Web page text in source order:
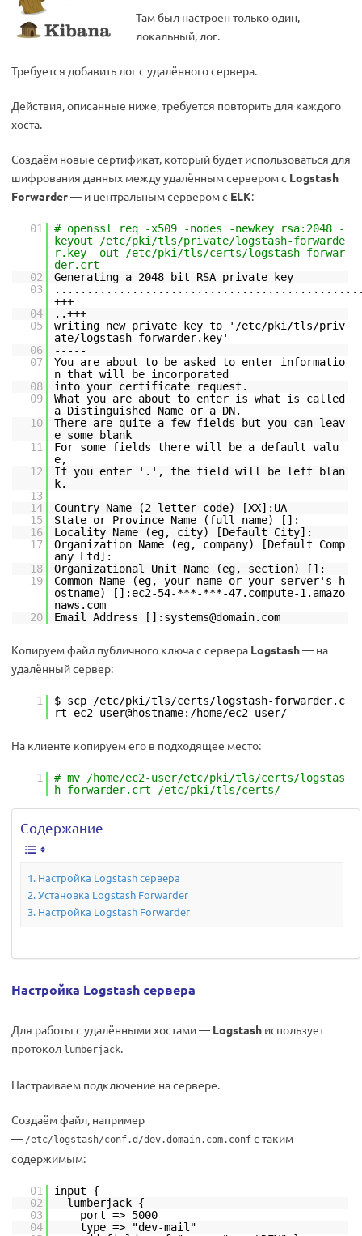
Там был настроен только один,
локальный, лог.
Требуется добавить лог с удалённого сервера.
Действия, описанные ниже, требуется повторить для каждого
хоста.
Создаём новые сертификат, который будет использоваться для
шифрования данных между удалённым сервером с Logstash
Forwarder— и центральным сервером с ELK:
01
# openssl req -x509 -nodes -newkey rsa:2048 -
keyout /etc/pki/tls/private/logstash-forwarde
r.key -out /etc/pki/tls/certs/logstash-forwar
der.crt
02
Generating a 2048 bit RSA private key
03
+++
04
..+++
05
writing new private key to '/etc/pki/tls/priv
ate/logstash-forwarder.key'
06
-----
07
You are about to be asked to enter informatio
n that will be incorporated
08
into your certificate request.
09
What you are about to enter is what is called
a Distinguished Name or a DN.
10
There are quite a few fields but you can leav
e some blank
11
For some fields there will be a default valu
e,
12
If you enter '.', the field will be left blan
k.
13
-----
14
Country Name (2 letter code) [XX]:UA
15
State or Province Name (full name) []:
16
Locality Name (eg, city) [Default City]:
17
Organization Name (eg, company) [Default Comp
any Ltd]:
18
Organizational Unit Name (eg, section) []:
19
Common Name (eg, your name or your server's h
ostname) []:ec2-54-***-***-47.compute-1.amazo
naws.com
20
Email Address []:systems@domain.com
Копируем файл публичного ключа с сервера Logstash— на
удалённый сервер:
1
$ scp /etc/pki/tls/certs/logstash-forwarder.c
rt ec2-user@hostname:/home/ec2-user/
На клиенте копируем его в подходящее место:
1
# mv /home/ec2-user/etc/pki/tls/certs/logstas
h-forwarder.crt /etc/pki/tls/certs/
Содержание
Настройка Logstash сервера
Установка Logstash Forwarder
Настройка Logstash Forwarder
Настройка Logstash сервера
Для работы с удалёнными хостами — Logstash использует
протокол lumberjack.
Настраиваем подключение на сервере.
Создаём файл, например
— /etc/logstash/conf.d/dev.domain.com.conf с таким
содержимым:
01
input {
02
lumberjack {
03
port => 5000
04
type => "dev-mail"